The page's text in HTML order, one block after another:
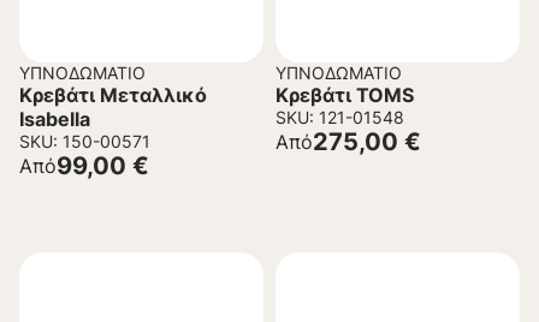
ΥΠΝΟΔΩΜΆΤΙΟ
Κρεβάτι Μεταλλικό
Isabella
SKU: 150-00571
Από99,00 €
ΥΠΝΟΔΩΜΆΤΙΟ
Κρεβάτι TOMS
SKU: 121-01548
Από275,00 €